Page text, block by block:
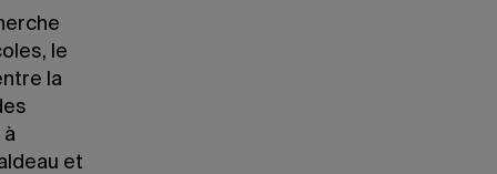
le
la
à
et